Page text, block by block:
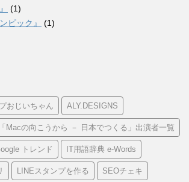
(1)
ピック』
(1)
おじいちゃん ALY.DESIGNS
Macの向こうから － 日本でつくる」出演者一覧
トレンド IT用語辞典 e-Words
LINEスタンプを作る SEOチェキ